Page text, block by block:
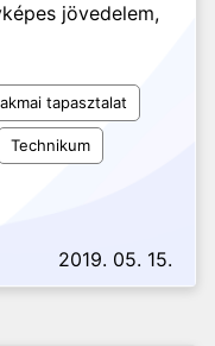
jövedelem,
tapasztalat
Technikum
2019. 05. 15.